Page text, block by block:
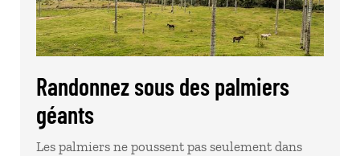
Randonnez sous des palmiers
géants
Les palmiers ne poussent pas seulement dans